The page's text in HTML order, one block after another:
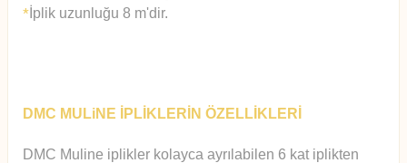
* İplik uzunluğu 8 m'dir.
DMC MULiNE İPLİKLERİN ÖZELLİKLERİ
DMC Muline iplikler kolayca ayrılabilen 6 kat iplikten